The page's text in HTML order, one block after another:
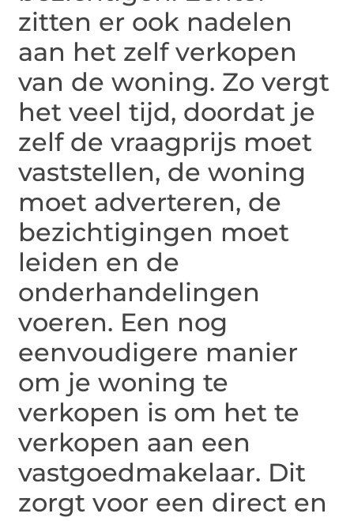
zitten er ook nadelen
aan het zelf verkopen
van de woning. Zo vergt
het veel tijd, doordat je
zelf de vraagprijs moet
vaststellen, de woning
moet adverteren, de
bezichtigingen moet
leiden en de
onderhandelingen
voeren. Een nog
eenvoudigere manier
om je woning te
verkopen is om het te
verkopen aan een
vastgoedmakelaar. Dit
zorgt voor een direct en